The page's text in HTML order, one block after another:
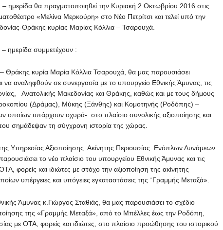
θα πραγματοποιηθεί την Κυριακή 2 Οκτωβρίου 2016 στις
«Μελίνα Μερκούρη» στο Νέο Πετρίτσι και τελεί υπό την
Θράκης κυρίας Μαρίας Κόλλια – Τσαρουχά.
ημερίδα συμμετέχουν :
κυρία Μαρία Κόλλια Τσαρουχά, θα μας παρουσιάσει
να αναληφθούν σε συνεργασία με το υπουργείο Εθνικής Άμυνας, τις
Ανατολικής Μακεδονίας και Θράκης, καθώς και με τους δήμους
(Δράμας), Μύκης (Ξάνθης) και Κομοτηνής (Ροδόπης) –
οποίων υπάρχουν οχυρά- στο πλαίσιο συνολικής αξιοποίησης και
σημάδεψαν τη σύγχρονη ιστορία της χώρας.
Υπηρεσίας Αξιοποίησης Ακίνητης Περιουσίας Ενόπλων Δυνάμεων
το νέο πλαίσιο του υπουργείου Εθνικής Άμυνας και τις
φορείς και ιδιώτες με στόχο την αξιοποίηση της ακίνητης
υπέργειες και υπόγειες εγκαταστάσεις της ¨Γραμμής Μεταξά».
Άμυνας κ.Γιώργος Σταθιάς, θα μας παρουσιάσει το σχέδιο
της «Γραμμής Μεταξά», από το Μπέλλες έως την Ροδόπη,
με ΟΤΑ, φορείς και ιδιώτες, στο πλαίσιο προώθησης του ιστορικού